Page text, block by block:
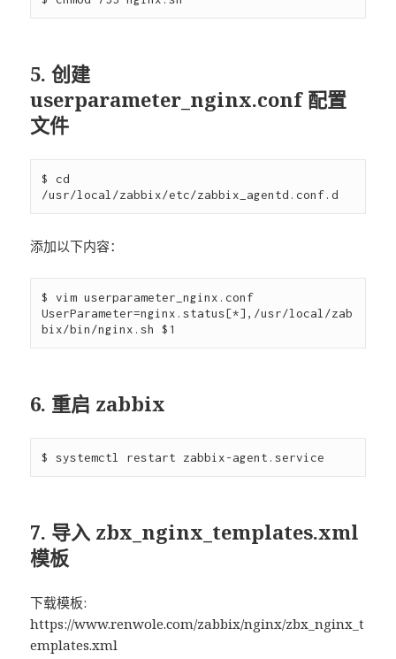
5. 创建
userparameter_nginx.conf 配置
文件
$ cd
添加以下内容：
$ vim userparameter_nginx.conf
UserParameter=nginx.status[*],/usr/local/zab
6. 重启 zabbix
7. 导入 zbx_nginx_templates.xml
模板
下载模板:
https://www.renwole.com/zabbix/nginx/zbx_nginx_t
emplates.xml